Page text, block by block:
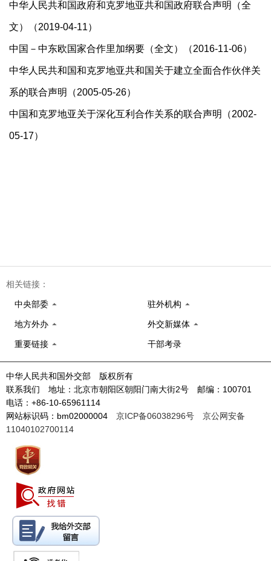
中华人民共和国政府和克罗地亚共和国政府联合声明（全
文）（2019-04-11）
中国－中东欧国家合作里加纲要（全文）（2016-11-06）
中华人民共和国和克罗地亚共和国关于建立全面合作伙伴关
系的联合声明（2005-05-26）
中国和克罗地亚关于深化互利合作关系的联合声明（2002-
05-17）
相关链接：
中央部委 驻外机构
地方外办 外交新媒体
重要链接 干部考录
中华人民共和国外交部 版权所有
联系我们 地址：北京市朝阳区朝阳门南大街2号 邮编：100701
电话：+86-10-65961114
网站标识码：bm02000004 京ICP备06038296号
京公网安备
11040102700114